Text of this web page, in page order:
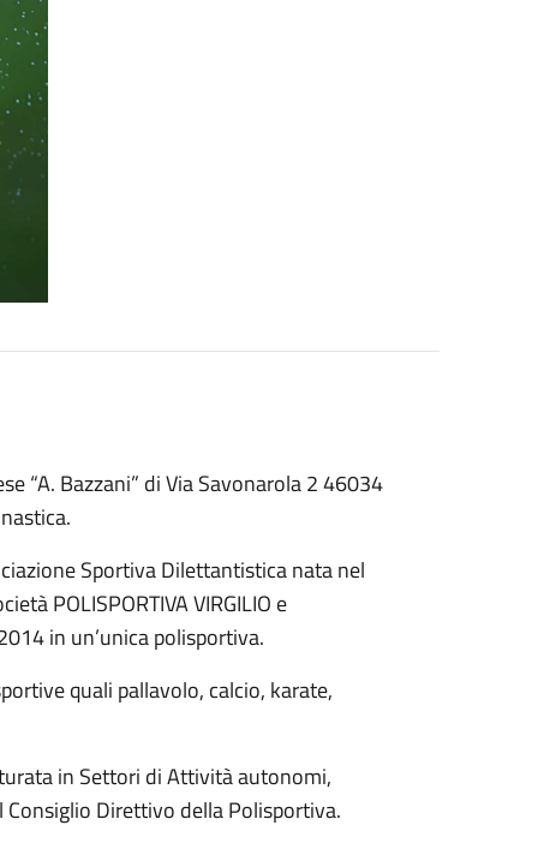
“A. Bazzani” di Via Savonarola 2 46034
Sportiva Dilettantistica nata nel
POLISPORTIVA VIRGILIO e
in un’unica polisportiva.
quali pallavolo, calcio, karate,
in Settori di Attività autonomi,
Direttivo della Polisportiva.